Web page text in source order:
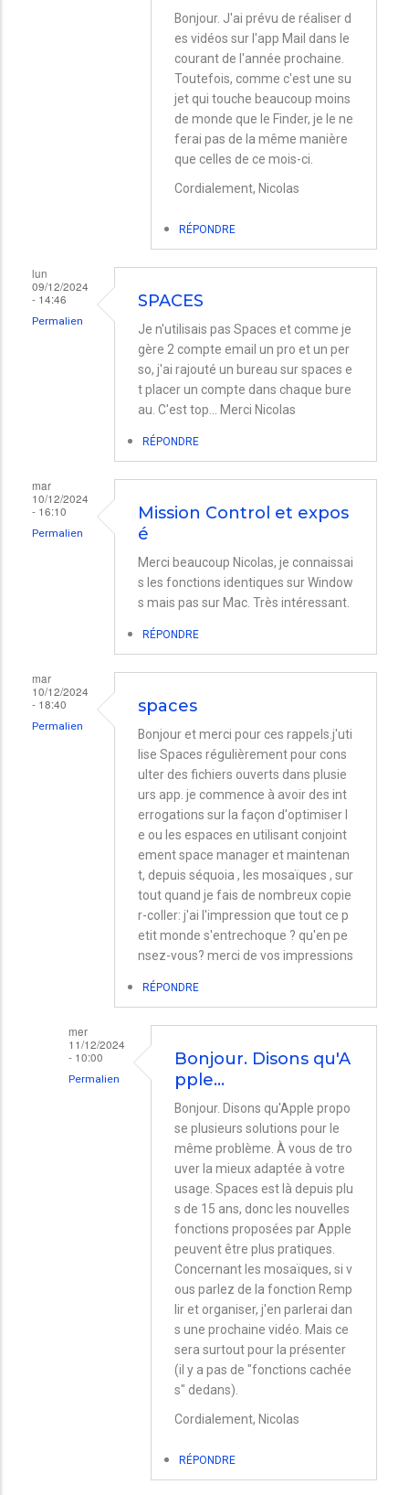
Bonjour. J'ai prévu de réaliser d
es vidéos sur l'app Mail dans le
courant de l'année prochaine.
Toutefois, comme c'est une su
jet qui touche beaucoup moins
de monde que le Finder, je le ne
ferai pas de la même manière
que celles de ce mois-ci.
Cordialement, Nicolas
RÉPONDRE
lun
09/12/2024
- 14:46
Permalien
SPACES
Je n'utilisais pas Spaces et comme je
gère 2 compte email un pro et un per
so, j'ai rajouté un bureau sur spaces e
t placer un compte dans chaque bure
au. C'est top... Merci Nicolas
RÉPONDRE
mar
10/12/2024
- 16:10
Permalien
Mission Control et expos
é
Merci beaucoup Nicolas, je connaissai
s les fonctions identiques sur Window
s mais pas sur Mac. Très intéressant.
RÉPONDRE
mar
10/12/2024
- 18:40
Permalien
spaces
Bonjour et merci pour ces rappels.j'uti
lise Spaces régulièrement pour cons
ulter des fichiers ouverts dans plusie
urs app. je commence à avoir des int
errogations sur la façon d'optimiser l
e ou les espaces en utilisant conjoint
ement space manager et maintenan
t, depuis séquoia , les mosaïques , sur
tout quand je fais de nombreux copie
r-coller: j'ai l'impression que tout ce p
etit monde s'entrechoque ? qu'en pe
nsez-vous? merci de vos impressions
RÉPONDRE
mer
11/12/2024
- 10:00
Permalien
Bonjour. Disons qu'A
pple…
Bonjour. Disons qu'Apple propo
se plusieurs solutions pour le
même problème. À vous de tro
uver la mieux adaptée à votre
usage. Spaces est là depuis plu
s de 15 ans, donc les nouvelles
fonctions proposées par Apple
peuvent être plus pratiques.
Concernant les mosaïques, si v
ous parlez de la fonction Remp
lir et organiser, j'en parlerai dan
s une prochaine vidéo. Mais ce
sera surtout pour la présenter
(il y a pas de "fonctions cachée
s" dedans).
Cordialement, Nicolas
RÉPONDRE